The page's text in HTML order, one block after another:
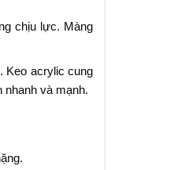
chịu lực. Màng
Keo acrylic cung
nhanh và mạnh.